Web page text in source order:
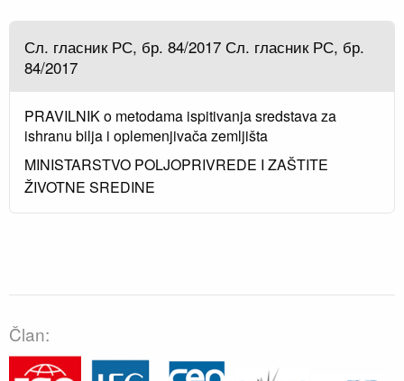
Сл. гласник РС, бр. 84/2017 Сл. гласник РС, бр.
84/2017
PRAVILNIK o metodama ispitivanja sredstava za
ishranu bilja i oplemenjivača zemljišta
MINISTARSTVO POLJOPRIVREDE I ZAŠTITE
ŽIVOTNE SREDINE
Član: